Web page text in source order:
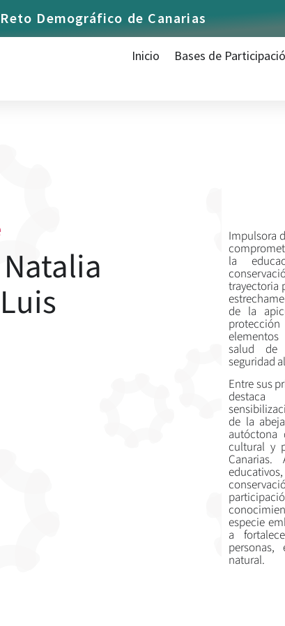
Demográfico de Canarias
Inicio Bases de
Díaz Luis
Impulsora
la
trayectoria
de la
salud de
seguridad
Entre sus
de la
autóctona
cultural y
especie
a
natural.